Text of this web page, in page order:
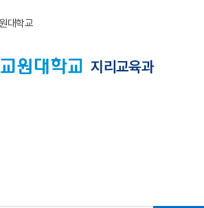
대학교
지리교육과